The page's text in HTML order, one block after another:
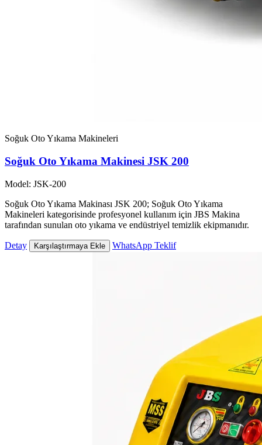
Soğuk Oto Yıkama Makineleri
Soğuk Oto Yıkama Makinesi JSK 200
Model: JSK-200
Soğuk Oto Yıkama Makinası JSK 200; Soğuk Oto Yıkama
Makineleri kategorisinde profesyonel kullanım için JBS Makina
tarafından sunulan oto yıkama ve endüstriyel temizlik ekipmanıdır.
Detay Karşılaştırmaya Ekle WhatsApp Teklif